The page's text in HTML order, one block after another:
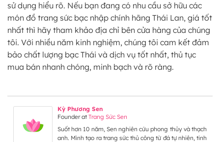
sử dụng hiểu rõ. Nếu bạn đang có nhu cầu sở hữu các
món đồ trang sức bạc nhập chính hãng Thái Lan, giá tốt
nhất thì hãy tham khảo địa chỉ bên cửa hàng của chúng
tôi. Với nhiều năm kinh nghiệm, chúng tôi cam kết đảm
bảo chất lượng bạc Thái và dịch vụ tốt nhất, thủ tục
mua bán nhanh chóng, minh bạch và rõ ràng.
Kỳ Phương Sen
FounderatTrang Sức Sen
Suốt hơn 10 năm, Sen nghiên cứu phong thủy và thạch
anh. Mình tạo ra trang sức thủ công từ đá tự nhiên, tinh